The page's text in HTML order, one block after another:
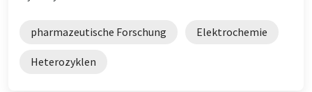
pharmazeutische Forschung Elektrochemie
Heterozyklen